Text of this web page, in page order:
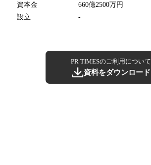
資本金
660億2500万円
設立
-
PR TIMESのご利用について
資料をダウンロード